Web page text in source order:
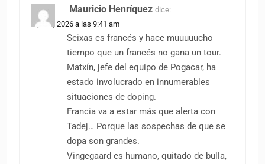
Mauricio Henríquez dice:
5 junio, 2026 a las 9:41 am
Seixas es francés y hace muuuuucho
tiempo que un francés no gana un tour.
Matxín, jefe del equipo de Pogacar, ha
estado involucrado en innumerables
situaciones de doping.
Francia va a estar más que alerta con
Tadej… Porque las sospechas de que se
dopa son grandes.
Vingegaard es humano, quitado de bulla,